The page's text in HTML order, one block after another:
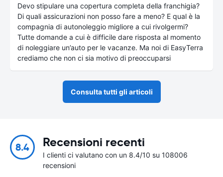
Devo stipulare una copertura completa della franchigia?
Di quali assicurazioni non posso fare a meno? E qual è la
compagnia di autonoleggio migliore a cui rivolgermi?
Tutte domande a cui è difficile dare risposta al momento
di noleggiare un’auto per le vacanze. Ma noi di EasyTerra
crediamo che non ci sia motivo di preoccuparsi
Consulta tutti gli articoli
8.4 Recensioni recenti
I clienti ci valutano con un 8.4/10 su 108006
recensioni